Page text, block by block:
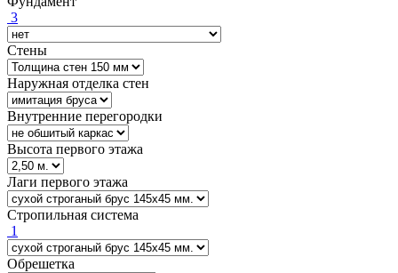
3
Стены
Наружная отделка стен
Внутренние перегородки
Высота первого этажа
Лаги первого этажа
Стропильная система
1
Обрешетка